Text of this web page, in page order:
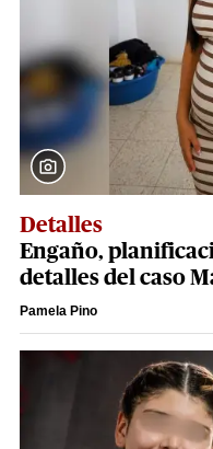
Detalles
Engaño,
detalles del caso
Pamela Pino